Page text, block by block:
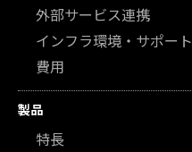
外部サービス連携
インフラ環境・サポート
費用
製品
特長